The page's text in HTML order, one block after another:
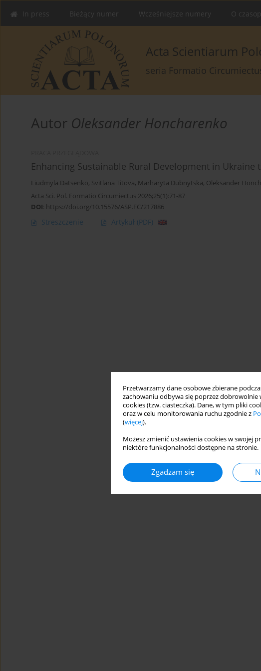
Przetwarzamy dane osobowe zbierane
zachowaniu odbywa się poprzez
cookies (tzw. ciasteczka). Dane, w tym pliki
oraz w celu monitorowania ruchu zgodnie z
(więcej).
Możesz zmienić ustawienia cookies w swojej
niektóre funkcjonalności dostępne na stronie.
Zgadzam się
In press Bieżący numer Wcześniejsze numery O
Acta Scientiarum
seria Formatio
Autor Oleksander Honcharenko
Enhancing Sustainable Rural Development in
Liudmyla Datsenko, Svitlana Titova, Marharyta Dubnytska, Oleksander
Acta Sci. Pol. Formatio Circumiectus 2026;25(1):71-87
DOI: https://doi.org/10.15576/ASP.FC/217886
Streszczenie Artykuł (PDF)